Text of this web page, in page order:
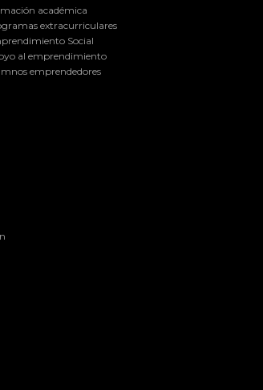
académica
extracurriculares
Social
al emprendimiento
emprendedores